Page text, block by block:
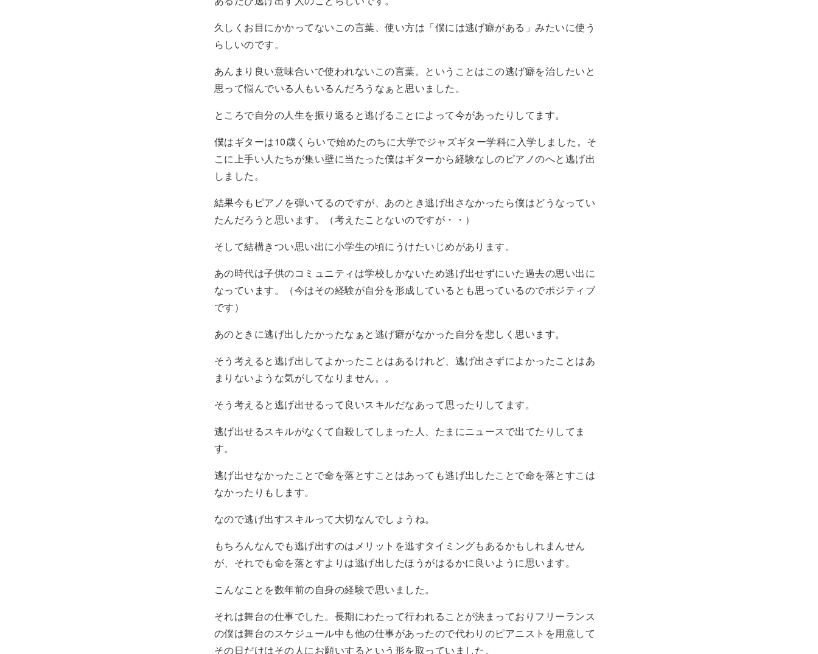
久しくお目にかかってないこの言葉、使い方は「僕には逃げ癖がある」みたいに使う
らしいのです。
あんまり良い意味合いで使われないこの言葉。ということはこの逃げ癖を治したいと
思って悩んでいる人もいるんだろうなぁと思いました。
ところで自分の人生を振り返ると逃げることによって今があったりしてます。
僕はギターは10歳くらいで始めたのちに大学でジャズギター学科に入学しました。そ
こに上手い人たちが集い壁に当たった僕はギターから経験なしのピアノのへと逃げ出
しました。
結果今もピアノを弾いてるのですが、あのとき逃げ出さなかったら僕はどうなってい
たんだろうと思います。（考えたことないのですが・・）
そして結構きつい思い出に小学生の頃にうけたいじめがあります。
あの時代は子供のコミュニティは学校しかないため逃げ出せずにいた過去の思い出に
なっています。（今はその経験が自分を形成しているとも思っているのでポジティブ
です）
あのときに逃げ出したかったなぁと逃げ癖がなかった自分を悲しく思います。
そう考えると逃げ出してよかったことはあるけれど、逃げ出さずによかったことはあ
まりないような気がしてなりません。。
そう考えると逃げ出せるって良いスキルだなあって思ったりしてます。
逃げ出せるスキルがなくて自殺してしまった人、たまにニュースで出てたりしてま
す。
逃げ出せなかったことで命を落とすことはあっても逃げ出したことで命を落とすこは
なかったりもします。
なので逃げ出すスキルって大切なんでしょうね。
もちろんなんでも逃げ出すのはメリットを逃すタイミングもあるかもしれまんせん
が、それでも命を落とすよりは逃げ出したほうがはるかに良いように思います。
こんなことを数年前の自身の経験で思いました。
それは舞台の仕事でした。長期にわたって行われることが決まっておりフリーランス
の僕は舞台のスケジュール中も他の仕事があったので代わりのピアニストを用意して
その日だけはその人にお願いするという形を取っていました。